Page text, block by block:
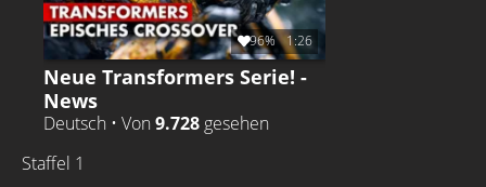
96% 1:26
Neue Transformers Serie! -
News
Deutsch • Von 9.728 gesehen
Staffel 1